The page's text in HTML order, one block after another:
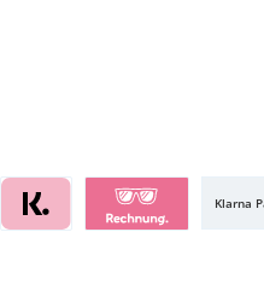
Klarna